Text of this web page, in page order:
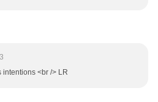
intentions <br /> LR